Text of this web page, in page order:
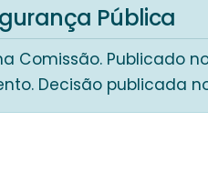
Pública
Comissão. Publicado
Decisão publicada